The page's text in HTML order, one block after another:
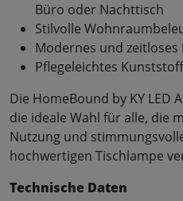
Büro oder Nachttisch
Stilvolle
Modernes und zeitloses
Pflegeleichtes
Die HomeBound by KY LED
die ideale Wahl für alle, die
Nutzung und
hochwertigen Tischlampe
Technische Daten